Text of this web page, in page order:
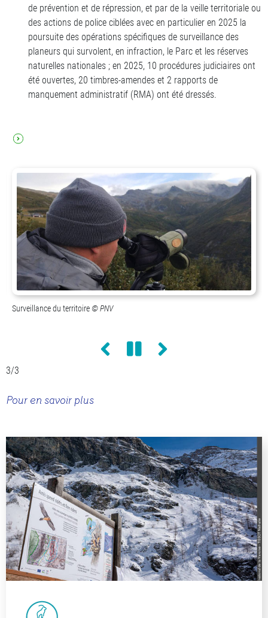
de prévention et de répression, et par de la veille territoriale ou
des actions de police ciblées avec en particulier en 2025 la
poursuite des opérations spécifiques de surveillance des
planeurs qui survolent, en infraction, le Parc et les réserves
naturelles nationales ; en 2025, 10 procédures judiciaires ont
été ouvertes, 20 timbres-amendes et 2 rapports de
manquement administratif (RMA) ont été dressés.
Surveillance du territoire PNV
Précédent Pause
3/3
Pour en savoir plus